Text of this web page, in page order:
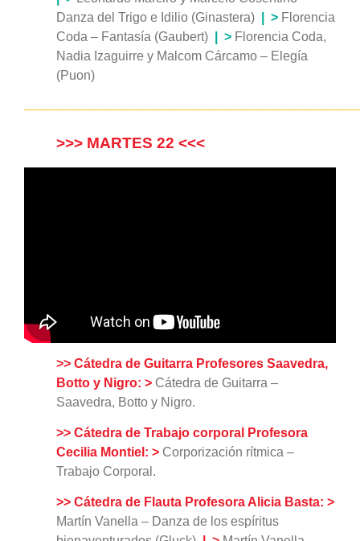
Danza del Trigo e Idilio (Ginastera)
> Florencia
Coda – Fantasía (Gaubert)
> Florencia Coda,
Nadia Izaguirre y Malcom Cárcamo – Elegía
(Puon)
>>> MARTES 22 <<<
>> Cátedra de Guitarra Profesores Saavedra,
Botto y Nigro: > Cátedra de Guitarra –
Saavedra, Botto y Nigro.
>> Cátedra de Trabajo corporal Profesora
Cecilia Montiel: > Corporización rítmica –
Trabajo Corporal.
>> Cátedra de Flauta Profesora Alicia Basta: >
Martín Vanella – Danza de los espíritus